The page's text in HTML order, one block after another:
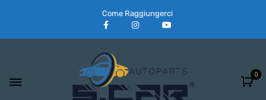
Come Raggiungerci
0